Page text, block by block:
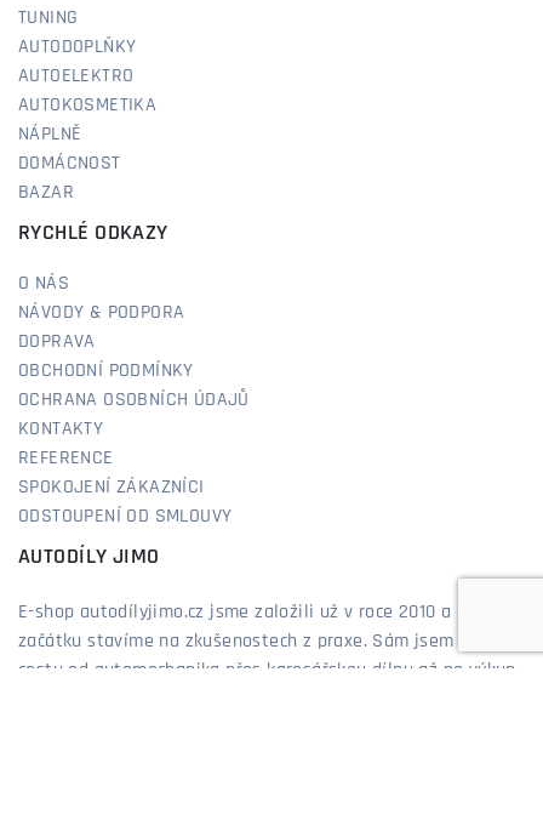
TUNING
AUTODOPLŇKY
AUTOELEKTRO
AUTOKOSMETIKA
NÁPLNĚ
DOMÁCNOST
BAZAR
RYCHLÉ ODKAZY
O NÁS
NÁVODY & PODPORA
DOPRAVA
OBCHODNÍ PODMÍNKY
OCHRANA OSOBNÍCH ÚDAJŮ
KONTAKTY
REFERENCE
SPOKOJENÍ ZÁKAZNÍCI
ODSTOUPENÍ OD SMLOUVY
AUTODÍLY JIMO
E-shop autodílyjimo.cz jsme založili už v roce 2010 a od
začátku stavíme na zkušenostech z praxe. Sám jsem prošel
cestu od automechanika přes karosářskou dílnu až po výkup